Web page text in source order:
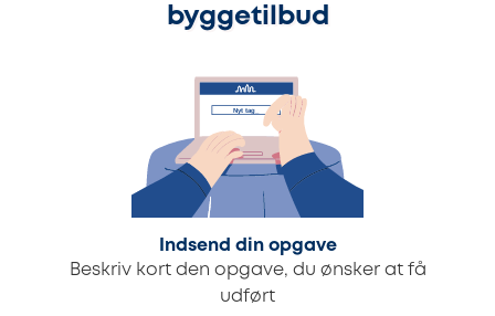
byggetilbud
Indsend din opgave
Beskriv kort den opgave, du ønsker at få
udført